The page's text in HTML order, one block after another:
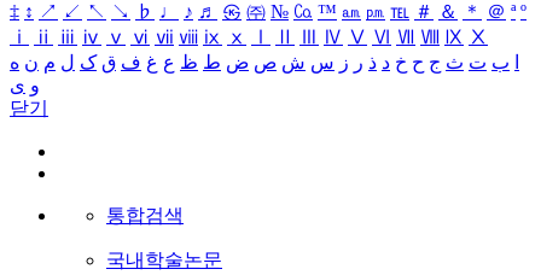
‡ ↕ ↗ ↙ ↖ ↘ ♭ ♩ ♪ ♬ ㉿ ㈜ № ㏇ ™ ㏂ ㏘ ℡ ＃ ＆ ＊ ＠ ª º
ⅰ
ⅱ ⅲ ⅳ ⅴ ⅵ ⅶ ⅷ ⅸ ⅹ Ⅳ Ⅴ Ⅵ Ⅶ Ⅷ Ⅸ Ⅹ
ب ت ث ج ح خ د ذ ر ز س ش ص ض ط ظ ع غ ف ق ک ل م ن ه
و ی
닫기
통합검색
국내학술논문